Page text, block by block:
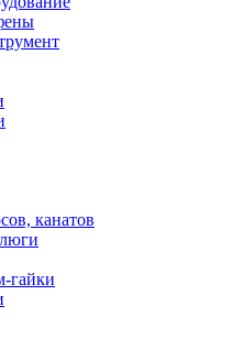
канатов
гайки